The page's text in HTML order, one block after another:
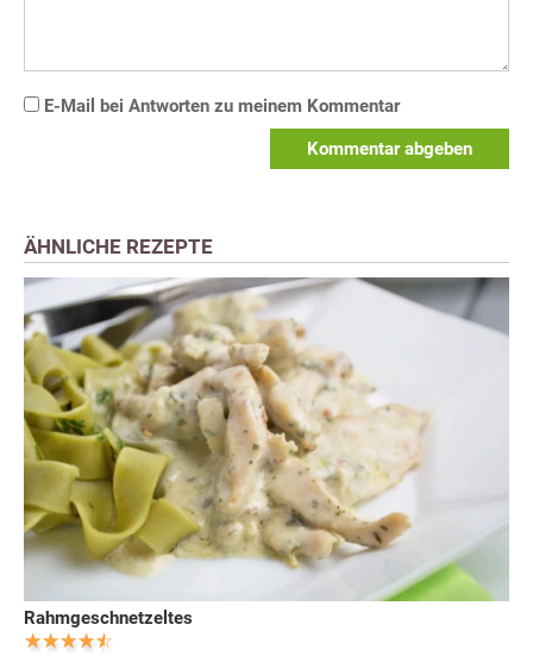
E-Mail bei Antworten zu meinem Kommentar
Kommentar abgeben
ÄHNLICHE REZEPTE
Rahmgeschnetzeltes